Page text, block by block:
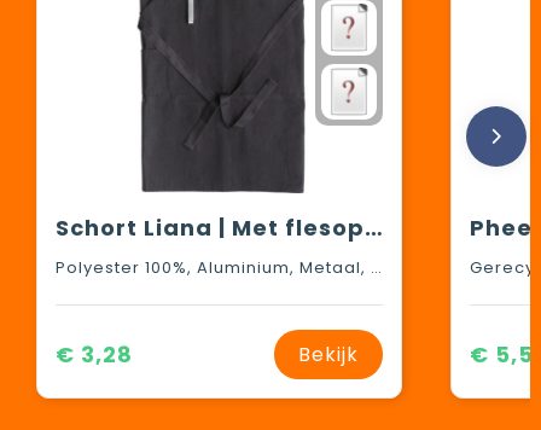
Schort Liana | Met flesopener
Polyester 100%, Aluminium, Metaal, Katoen
€ 3,28 Bekijk €